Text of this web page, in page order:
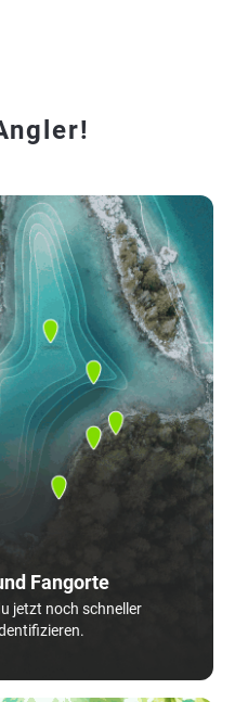
Fangorte
jetzt noch schneller